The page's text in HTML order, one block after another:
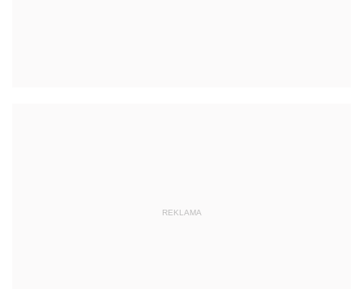
REKLAMA